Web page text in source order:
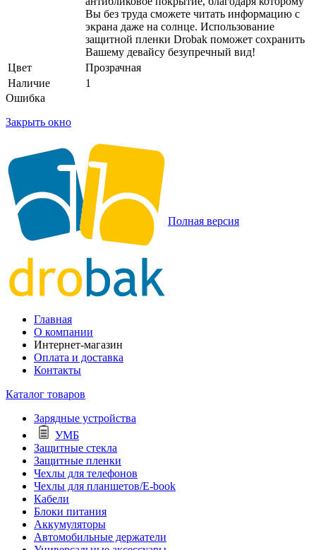
Вы без труда сможете читать информацию с
экрана даже на солнце. Использование
защитной пленки Drobak поможет сохранить
Вашему девайсу безупречный вид!
Цвет
Прозрачная
Наличие
1
Ошибка
Закрыть окно
Полная версия
Главная
О компании
Интернет-магазин
Оплата и доставка
Контакты
Каталог товаров
Зарядные устройства
УМБ
Защитные стекла
Защитные пленки
Чехлы для телефонов
Чехлы для планшетов/E-book
Кабели
Блоки питания
Аккумуляторы
Автомобильные держатели